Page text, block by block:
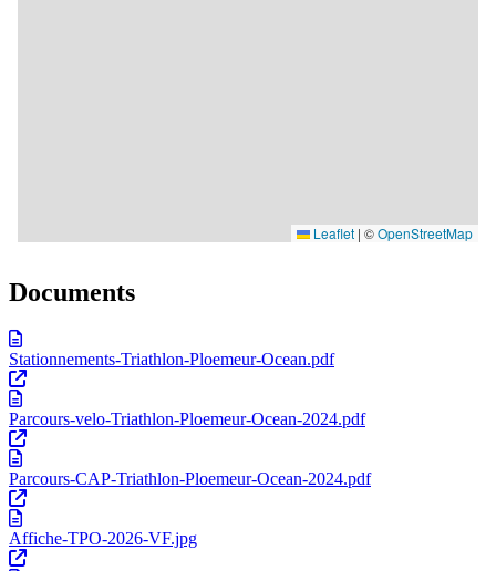
Documents
Stationnements-Triathlon-Ploemeur-Ocean.pdf
Parcours-velo-Triathlon-Ploemeur-Ocean-2024.pdf
Parcours-CAP-Triathlon-Ploemeur-Ocean-2024.pdf
Affiche-TPO-2026-VF.jpg